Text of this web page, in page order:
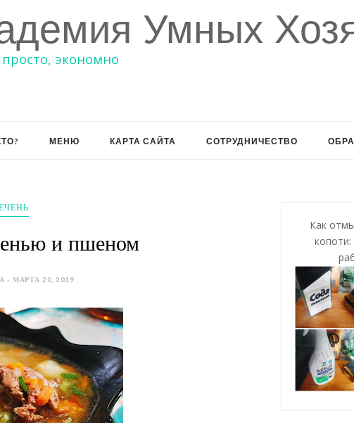
Умных
экономно
МЕНЮ КАРТА САЙТА СОТРУДНИЧЕСТВО
и пшеном
- МАРТА 20, 2019
Как